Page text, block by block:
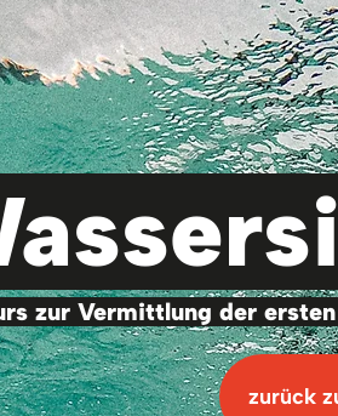
zur Vermittlung der
zurück